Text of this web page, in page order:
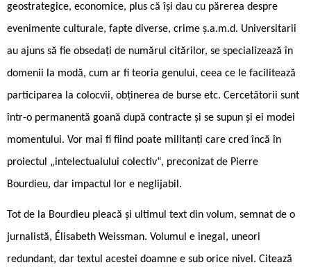
geostrategice, economice, plus că își dau cu părerea despre
evenimente culturale, fapte diverse, crime ș.a.m.d. Universitarii
au ajuns să fie obsedați de numărul citărilor, se specializează în
domenii la modă, cum ar fi teoria genului, ceea ce le facilitează
participarea la colocvii, obținerea de burse etc. Cercetătorii sunt
într-o permanentă goană după contracte și se supun și ei modei
momentului. Vor mai fi fiind poate militanți care cred încă în
proiectul „intelectualului colectiv“, preconizat de Pierre
Bourdieu, dar impactul lor e neglijabil.
Tot de la Bourdieu pleacă și ultimul text din volum, semnat de o
jurnalistă, Élisabeth Weissman. Volumul e inegal, uneori
redundant, dar textul acestei doamne e sub orice nivel. Citează